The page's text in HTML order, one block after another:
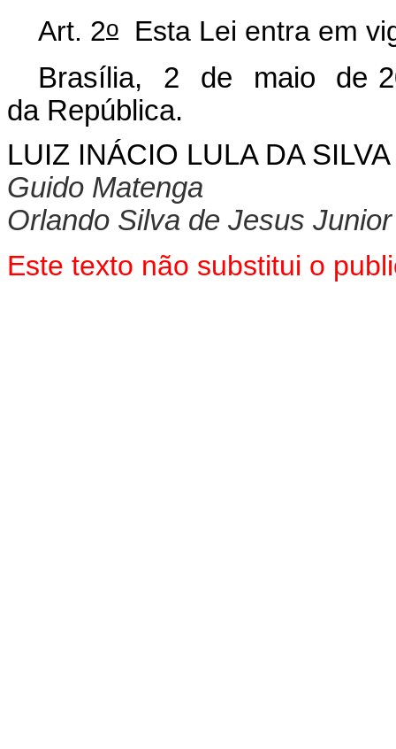
Art. 2o Esta Lei entra em
Brasília, 2 de maio de
da República.
LUIZ INÁCIO LULA DA SILVA
Guido Matenga
Orlando Silva de Jesus Junior
Este texto não substitui o